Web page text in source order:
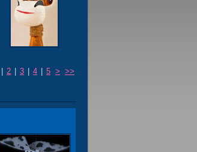
2 3 4 5 > >>